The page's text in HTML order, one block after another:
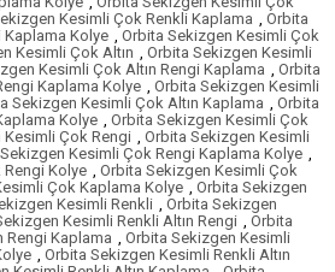
Kesimli Çok Renkli Kaplama , Orbita
Kolye , Orbita Sekizgen Kesimli Çok
Kesimli Çok Altın , Orbita Sekizgen Kesimli
Kesimli Çok Altın Rengi Kaplama , Orbita
Kaplama Kolye , Orbita Sekizgen Kesimli
Sekizgen Kesimli Çok Altın Kaplama , Orbita
Kolye , Orbita Sekizgen Kesimli Çok
Çok Rengi , Orbita Sekizgen Kesimli
Kesimli Çok Rengi Kaplama Kolye ,
Kolye , Orbita Sekizgen Kesimli Çok
Çok Kaplama Kolye , Orbita Sekizgen
Kesimli Renkli , Orbita Sekizgen
Kesimli Renkli Altın Rengi , Orbita
Rengi Kaplama , Orbita Sekizgen Kesimli
, Orbita Sekizgen Kesimli Renkli Altın